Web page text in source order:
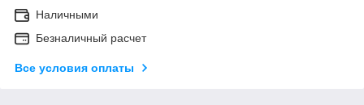
Наличными
Безналичный расчет
Все условия оплаты